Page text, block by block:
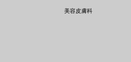
美容皮膚科